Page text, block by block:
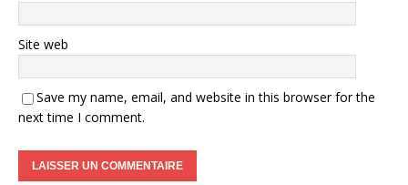
Site web
Save my name, email, and website in this browser for the
next time I comment.